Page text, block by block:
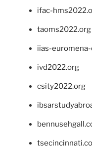
ifac-
taoms2022.org
iias-
ivd2022.org
csity2022.org